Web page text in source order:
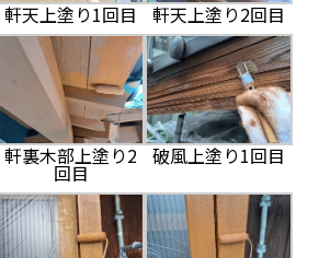
軒天上塗り1回目 軒天上塗り2回目
軒裏木部上塗り2
回目
破風上塗り1回目